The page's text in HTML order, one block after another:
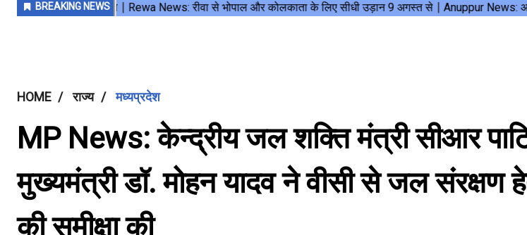
HOME राज्य मध्यप्रदेश
MP News: केन्द्रीय जल शक्ति मंत्री सीआर
मुख्यमंत्री डॉ. मोहन यादव ने वीसी से जल संरक्षण
की समीक्षा की